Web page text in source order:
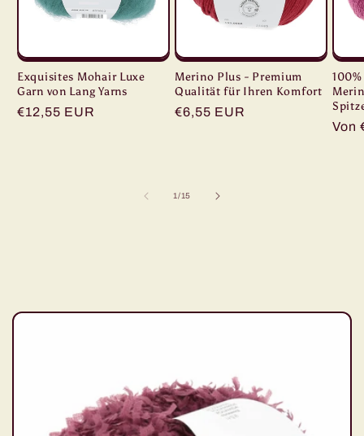
Exquisites Mohair Luxe
Garn von Lang Yarns
Normaler
€12,55 EUR
Merino Plus - Premium
Qualität für Ihren Komfort
Normaler
€6,55 EUR
Von
1/von
15